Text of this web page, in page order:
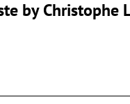
by Christophe